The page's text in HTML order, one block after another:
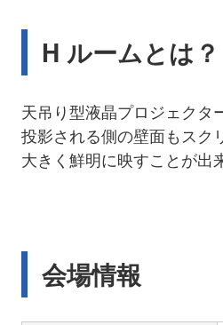
H ルームとは？
天吊り型液晶プロジェクタ
投影される側の壁面もスク
大きく鮮明に映すことが出
会場情報